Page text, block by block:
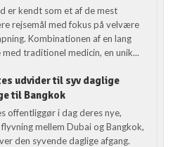
er kendt som et af de mest
rejsemål med fokus på velvære
Kombinationen af en lang
traditionel medicin, en unik...
udvider til syv daglige
til Bangkok
offentliggør i dag deres nye,
mellem Dubai og Bangkok,
den syvende daglige afgang.